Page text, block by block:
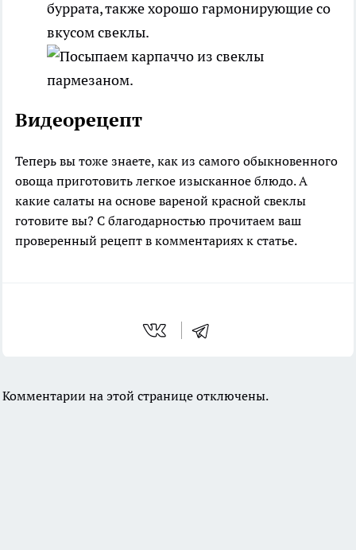
буррата, также хорошо гармонирующие со
вкусом свеклы.
Видеорецепт
Теперь вы тоже знаете, как из самого обыкновенного
овоща приготовить легкое изысканное блюдо. А
какие салаты на основе вареной красной свеклы
готовите вы? С благодарностью прочитаем ваш
проверенный рецепт в комментариях к статье.
Комментарии на этой странице отключены.